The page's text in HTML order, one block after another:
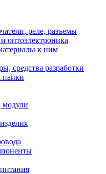
реле, разъемы
оптоэлектроника
к ним
средства разработки
пайки
модули